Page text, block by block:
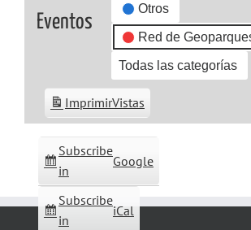
Eventos
Otros
Red de
Todas las categorías
Subscribe
in
Google
Subscribe
in
iCal
ImprimirVistas